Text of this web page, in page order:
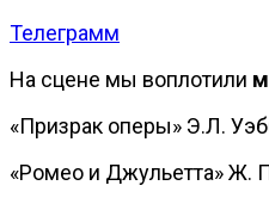
Телеграмм
На сцене мы воплотили
«Призрак оперы» Э.Л.
«Ромео и Джульетта» Ж.